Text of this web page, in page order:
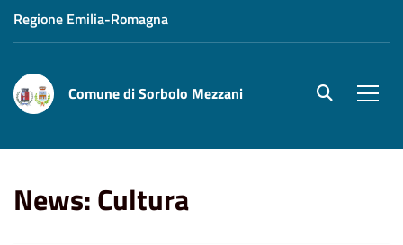
Regione Emilia-Romagna
Comune di Sorbolo Mezzani site.searc
News: Cultura